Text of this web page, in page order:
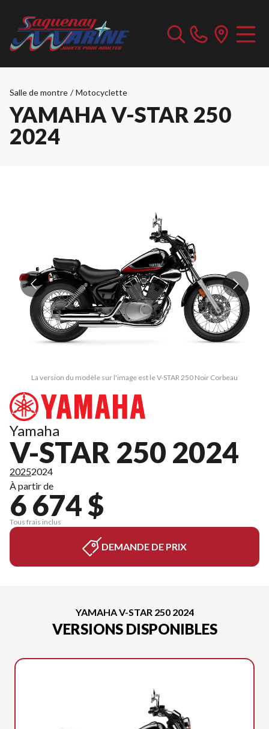
Salle de montre / Motocyclette
YAMAHA V-STAR 250
2024
La version du modèle sur l'image est le V-STAR 250 Noir Corbeau
Yamaha
V-STAR 250 2024
20252024
À partir de
6 674 $
Tous frais inclus
DEMANDE DE PRIX
YAMAHA V-STAR 250 2024
VERSIONS DISPONIBLES